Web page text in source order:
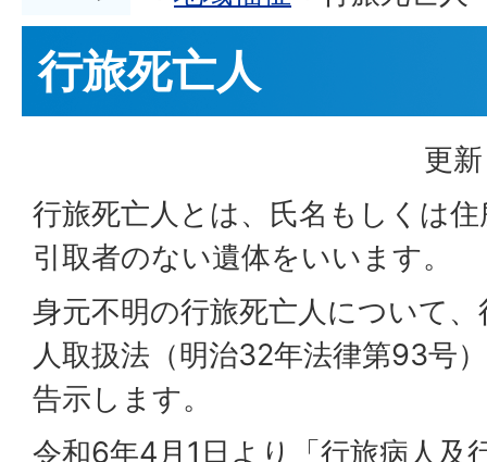
行旅死亡人
更
行旅死亡人とは、氏名もしくは
引取者のない遺体をいいます。
身元不明の行旅死亡人について
人取扱法（明治32年法律第93号
告示します。
令和6年4月1日より「行旅病人及